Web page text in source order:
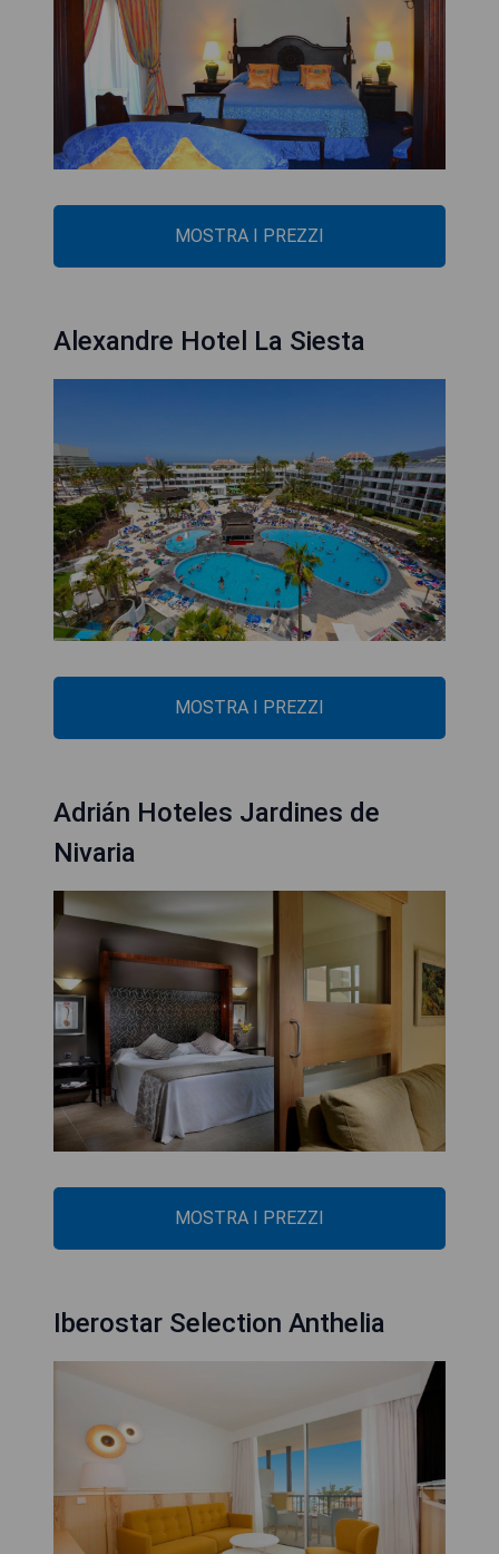
MOSTRA I PREZZI
Alexandre Hotel La Siesta
MOSTRA I PREZZI
Adrián Hoteles Jardines de
Nivaria
MOSTRA I PREZZI
Iberostar Selection Anthelia